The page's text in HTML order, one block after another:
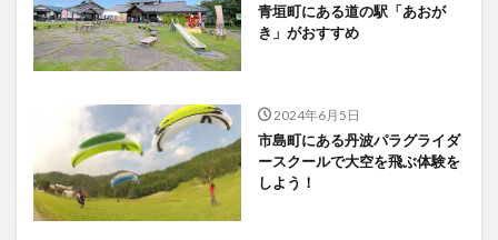
青垣町にある道の駅「あおが
き」がおすすめ
2024年6月5日
市島町にある丹波パラグライダ
ースクールで大空を飛ぶ体験を
しよう！